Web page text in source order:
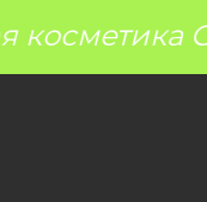
косметика